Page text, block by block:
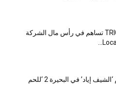
رسميا : TRICOM تساهم في رأس مال الشركة
تدشين مطعم ‘الشيف إياد’ في البحيرة 2 ‘للحم